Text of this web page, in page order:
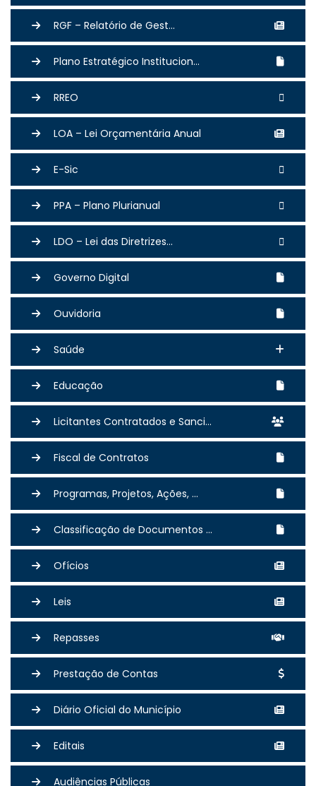
RGF – Relatório de Gest...
Plano Estratégico Institucion...
RREO
LOA – Lei Orçamentária Anual
E-Sic
PPA – Plano Plurianual
LDO – Lei das Diretrizes...
Governo Digital
Ouvidoria
Saúde
Educação
Licitantes Contratados e Sanci...
Fiscal de Contratos
Programas, Projetos, Ações, ...
Classificação de Documentos ...
Ofícios
Leis
Repasses
Prestação de Contas
Diário Oficial do Município
Editais
Audiências Públicas